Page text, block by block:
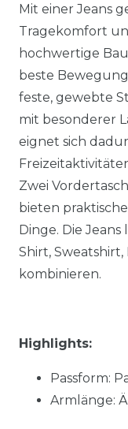
Mit einer Jeans
Tragekomfort
hochwertige
beste
feste, gewebte
mit besonderer
eignet sich
Zwei
bieten
Dinge. Die Jeans
Shirt,
kombinieren.
Highlights:
Passform:
Armlänge: